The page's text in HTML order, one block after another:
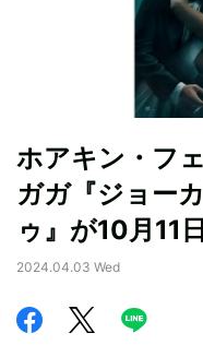
ホアキン・フ
ガガ『ジョー
ゥ』が10月11
2024.04.03 Wed